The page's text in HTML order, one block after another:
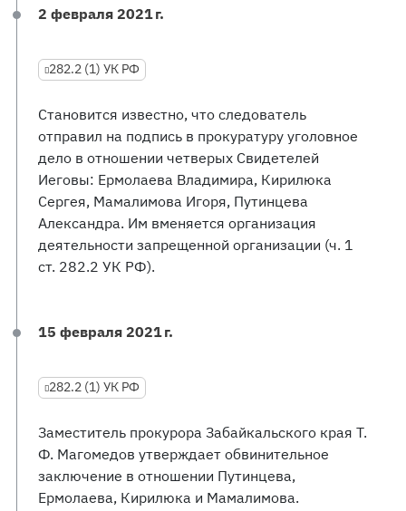
2 февраля 2021 г.
282.2 (1) УК РФ
Становится известно, что следователь
отправил на подпись в прокуратуру уголовное
дело в отношении четверых Свидетелей
Иеговы: Ермолаева Владимира, Кирилюка
Сергея, Мамалимова Игоря, Путинцева
Александра. Им вменяется организация
деятельности запрещенной организации (ч. 1
ст. 282.2 УК РФ).
15 февраля 2021 г.
282.2 (1) УК РФ
Заместитель прокурора Забайкальского края Т.
Ф. Магомедов утверждает обвинительное
заключение в отношении Путинцева,
Ермолаева, Кирилюка и Мамалимова.